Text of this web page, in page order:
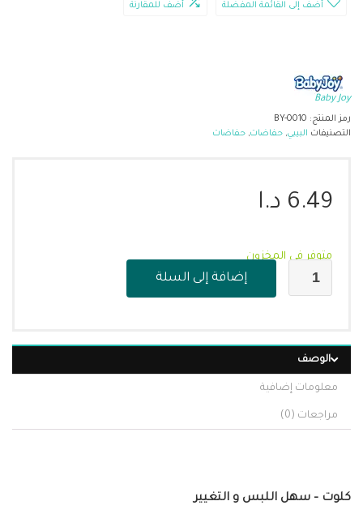
أضف إلى القائمة المفضلة أضف للمقارنة
Baby Joy
رمز المنتج: BY-0010
التصنيفات البيبي, حفاضات, حفاضات
6.49 د.ا
متوفر في المخزون
إضافة إلى السلة
الوصف
معلومات إضافية
مراجعات (0)
كلوت – سهل اللبس و التغيير